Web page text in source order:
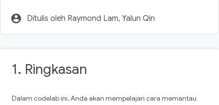
account_circle Ditulis oleh Raymond Lam, Yalun Qin
1. Ringkasan
Dalam codelab ini, Anda akan mempelajari cara memantau